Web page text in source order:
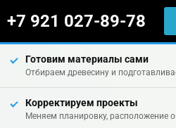
+7 921 027-89-78
Готовим материалы сами
Отбираем древесину и
Корректируем проекты
Меняем планировку, расположение